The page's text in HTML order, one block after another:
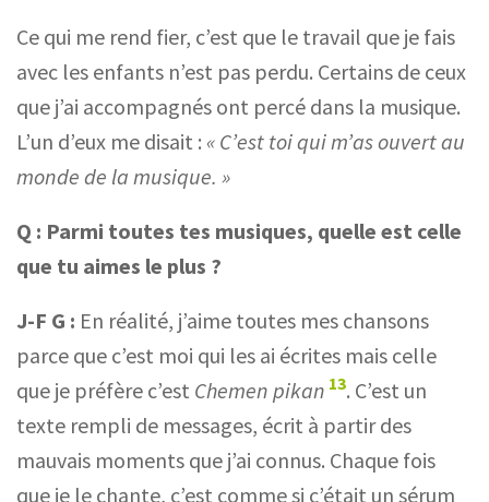
Ce qui me rend fier, c’est que le travail que je fais
avec les enfants n’est pas perdu. Certains de ceux
que j’ai accompagnés ont percé dans la musique.
L’un d’eux me disait : « C’est toi qui m’as ouvert au
monde de la musique. »
Q : Parmi toutes tes musiques, quelle est celle
que tu aimes le plus ?
J-F G : En réalité, j’aime toutes mes chansons
parce que c’est moi qui les ai écrites mais celle
que je préfère c’est Chemen pikan 13. C’est un
texte rempli de messages, écrit à partir des
mauvais moments que j’ai connus. Chaque fois
que je le chante, c’est comme si c’était un sérum